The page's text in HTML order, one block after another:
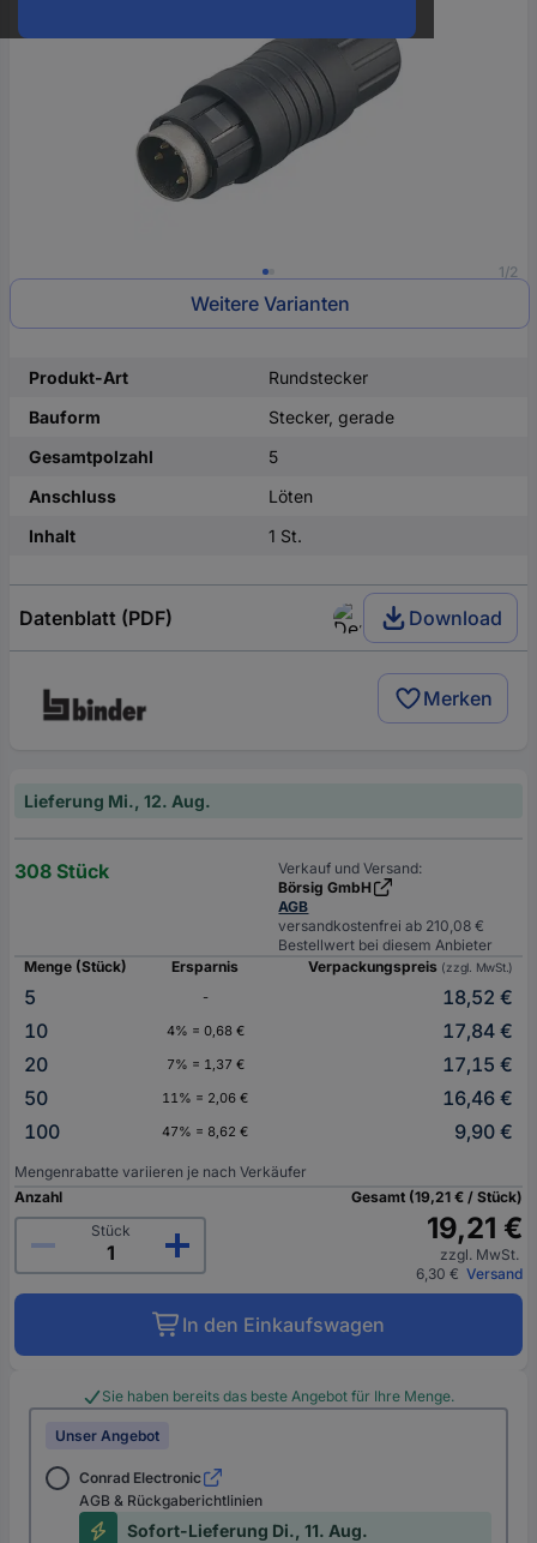
1/2
Weitere Varianten
Produkt-Art
Rundstecker
Bauform
Stecker, gerade
Gesamtpolzahl
5
Anschluss
Löten
Inhalt
1 St.
Datenblatt (PDF) Download
Merken
Lieferung Mi., 12. Aug.
308 Stück
Verkauf und Versand:
Börsig GmbH
AGB
versandkostenfrei ab 210,08 €
Bestellwert bei diesem Anbieter
Menge (Stück)
Ersparnis Verpackungspreis (zzgl. MwSt.)
5 -
18,52 €
10
4% = 0,68 €
17,84 €
20
7% = 1,37 €
17,15 €
50
11% = 2,06 €
16,46 €
100
47% = 8,62 € 9,90 €
Mengenrabatte variieren je nach Verkäufer
Anzahl
Stück
Gesamt (19,21 € / Stück)
19,21 €
zzgl. MwSt.
6,30 € Versand
In den Einkaufswagen
Sie haben bereits das beste Angebot für Ihre Menge.
Unser Angebot
Conrad Electronic
AGB & Rückgaberichtlinien
Sofort-Lieferung Di., 11. Aug.